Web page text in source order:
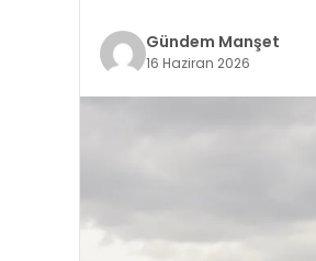
Gündem Manşet
16 Haziran 2026